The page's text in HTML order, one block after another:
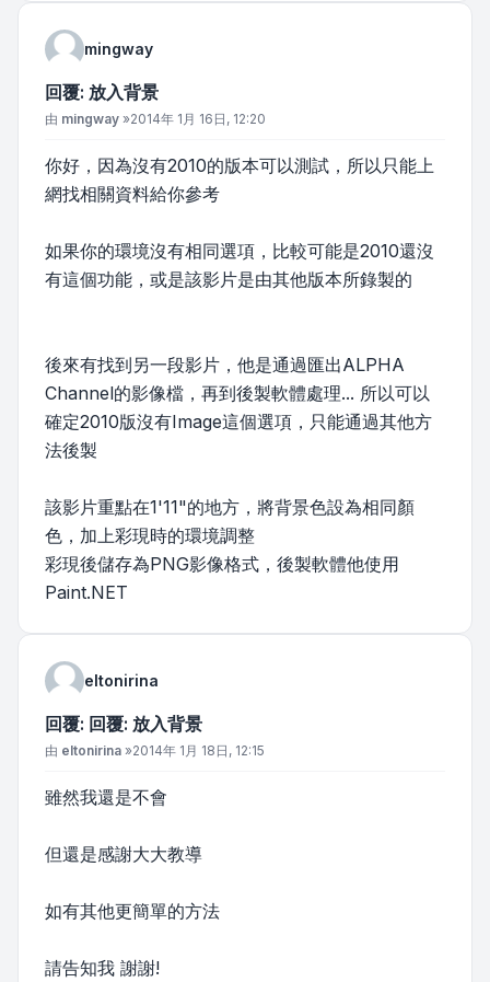
mingway
回覆: 放入背景
文章
由 mingway »2014年 1月 16日, 12:20
你好，因為沒有2010的版本可以測試，所以只能上
網找相關資料給你參考
如果你的環境沒有相同選項，比較可能是2010還沒
有這個功能，或是該影片是由其他版本所錄製的
後來有找到另一段影片，他是通過匯出ALPHA
Channel的影像檔，再到後製軟體處理... 所以可以
確定2010版沒有Image這個選項，只能通過其他方
法後製
該影片重點在1'11"的地方，將背景色設為相同顏
色，加上彩現時的環境調整
彩現後儲存為PNG影像格式，後製軟體他使用
Paint.NET
eltonirina
回覆: 回覆: 放入背景
文章
由 eltonirina »2014年 1月 18日, 12:15
雖然我還是不會
但還是感謝大大教導
如有其他更簡單的方法
請告知我 謝謝!